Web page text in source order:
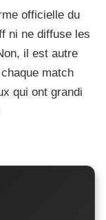
officielle du
ni ne diffuse les
il est autre
match
qui ont grandi